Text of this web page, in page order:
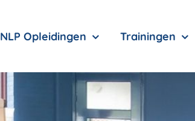
NLP Opleidingen Trainingen